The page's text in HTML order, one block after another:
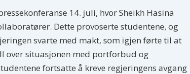
14. juli, hvor Sheikh Hasina
Dette provoserte studentene, og
svarte med makt, som igjen førte til at
over situasjonen med portforbud og
fortsatte å kreve regjeringens avgang